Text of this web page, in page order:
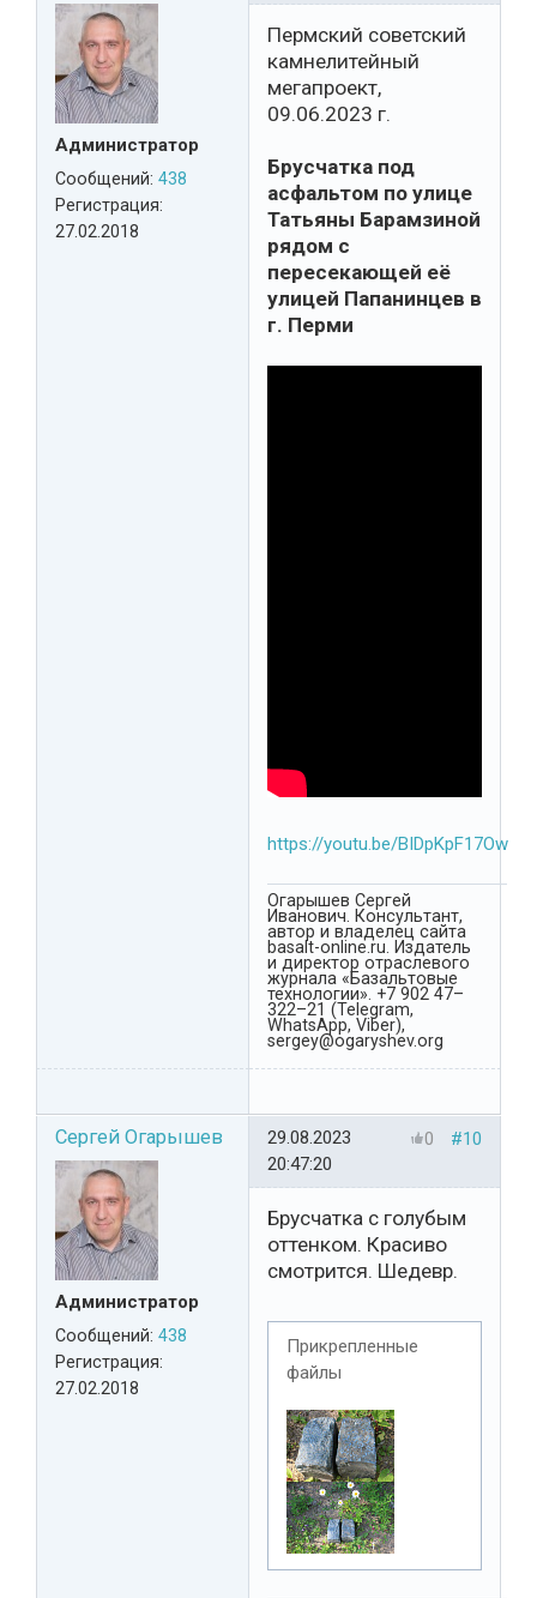
Администратор
Сообщений: 438
Регистрация:
27.02.2018
Пермский советский
камнелитейный
мегапроект,
09.06.2023 г.
Брусчатка под
асфальтом по улице
Татьяны Барамзиной
рядом с
пересекающей её
улицей Папанинцев в
г. Перми
https://youtu.be/BIDpKpF17Ow
Огарышев Сергей
Иванович. Консультант,
автор и владелец сайта
basalt-online.ru. Издатель
и директор отраслевого
журнала «Базальтовые
технологии». +7 902 47–
322–21 (Telegram,
WhatsApp, Viber),
sergey@ogaryshev.org
Сергей Огарышев
Администратор
Сообщений: 438
Регистрация:
27.02.2018
#10
0
29.08.2023
20:47:20
Брусчатка с голубым
оттенком. Красиво
смотрится. Шедевр.
Прикрепленные
файлы